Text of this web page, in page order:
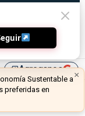
library_addAgreganos